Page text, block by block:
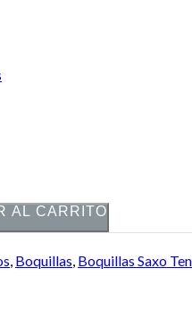
AL CARRITO
Boquillas Boquillas Saxo